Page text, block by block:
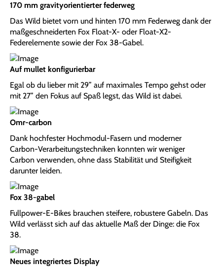
170 mm gravityorientierter federweg
Das Wild bietet vorn und hinten 170 mm Federweg dank der
maßgeschneiderten Fox Float-X- oder Float-X2-
Federelemente sowie der Fox 38-Gabel.
Auf mullet konfigurierbar
Egal ob du lieber mit 29” auf maximales Tempo gehst oder
mit 27” den Fokus auf Spaß legst, das Wild ist dabei.
Omr-carbon
Dank hochfester Hochmodul-Fasern und moderner
Carbon-Verarbeitungstechniken konnten wir weniger
Carbon verwenden, ohne dass Stabilität und Steifigkeit
darunter leiden.
Fox 38-gabel
Fullpower-E-Bikes brauchen steifere, robustere Gabeln. Das
Wild verlässt sich auf das aktuelle Maß der Dinge: die Fox
38.
Neues integriertes Display